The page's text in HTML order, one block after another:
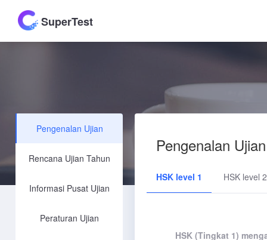
SuperTest
Pengenalan Ujian
Rencana Ujian Tahun
Informasi Pusat Ujian
Peraturan Ujian
Pengenalan Ujian
HSK level 1 HSK level 2
HSK (Tingkat 1)